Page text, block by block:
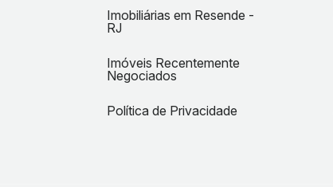
Imobiliárias em Resende -
RJ
Imóveis Recentemente
Negociados
Política de Privacidade